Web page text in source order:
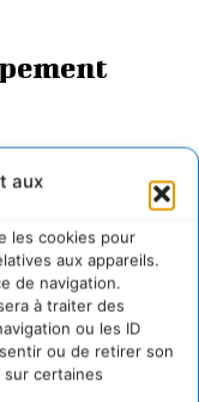
aux
les cookies pour
aux appareils.
de navigation.
à traiter des
ou les ID
ou de retirer son
certaines
unique en